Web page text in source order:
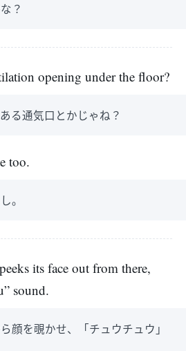
？
opening under the floor?
る通気口とかじゃね？
too.
。
its face out from there,
sound.
顔を覗かせ、「チュウチュウ」